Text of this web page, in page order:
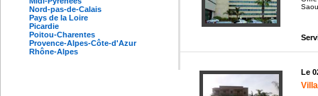
Nord-pas-de-Calais
Pays de la Loire
Picardie
Poitou-Charentes
Provence-Alpes-Côte-d'Azur
Rhône-Alpes
Le